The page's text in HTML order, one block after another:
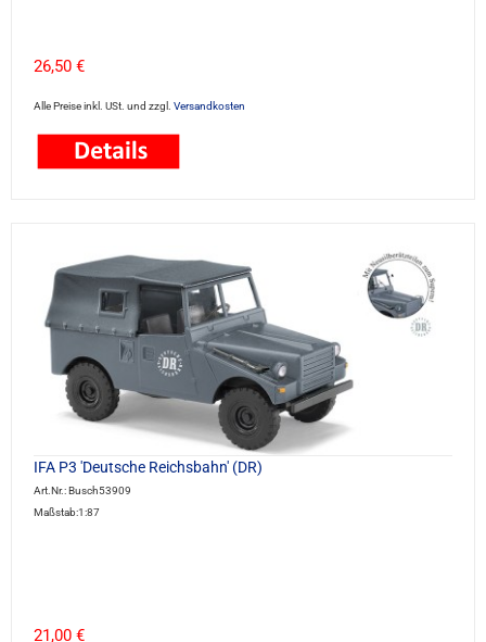
26,50 €
Alle Preise inkl. USt. und zzgl. Versandkosten
IFA P3 'Deutsche Reichsbahn' (DR)
Art.Nr.: Busch53909
Maßstab:1:87
21,00 €